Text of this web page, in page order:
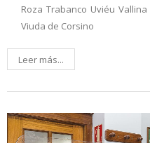
Roza Trabanco Uviéu Vallina
Viuda de Corsino
Leer más...